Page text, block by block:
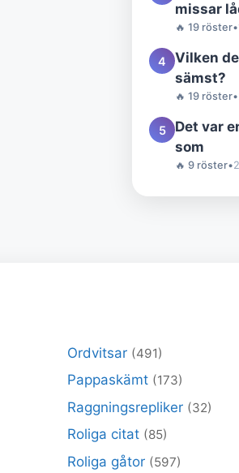
missar
🔥 19 röster•
4
Vilken
sämst?
🔥 19 röster•
5
Det var
som
🔥 9 röster•
Ordvitsar (491)
Pappaskämt (173)
Raggningsrepliker (32)
Roliga citat (85)
Roliga gåtor (597)